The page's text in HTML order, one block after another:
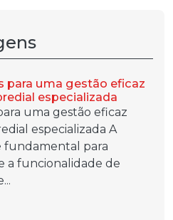
para uma gestão eficaz
especializada
uma gestão eficaz
especializada A
fundamental para
a funcionalidade de